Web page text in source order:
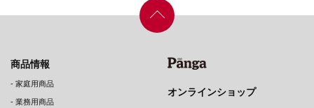
商品情報
- 家庭用商品
- 業務用商品
オンラインショップ